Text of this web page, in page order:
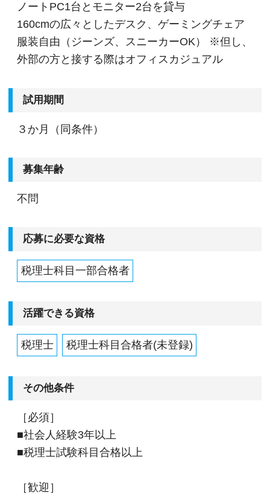
ノートPC1台とモニター2台を貸与
160cmの広々としたデスク、ゲーミングチェア
服装自由（ジーンズ、スニーカーOK） ※但し、
外部の方と接する際はオフィスカジュアル
試用期間
３か月（同条件）
募集年齢
不問
応募に必要な資格
税理士科目一部合格者
活躍できる資格
税理士 税理士科目合格者(未登録)
その他条件
［必須］
■社会人経験3年以上
■税理士試験科目合格以上
［歓迎］